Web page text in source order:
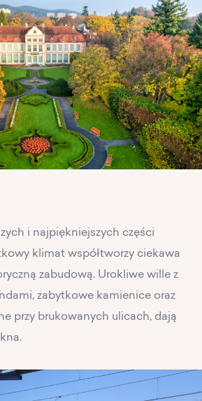
i najpiękniejszych części
klimat współtworzy ciekawa
zabudową. Urokliwe wille z
zabytkowe kamienice oraz
przy brukowanych ulicach, dają